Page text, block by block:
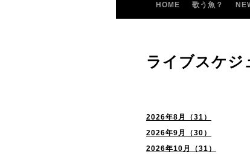
HOME 歌う魚？
2026年8月（31）
2026年9月（30）
2026年10月（31）
ライブスケジ